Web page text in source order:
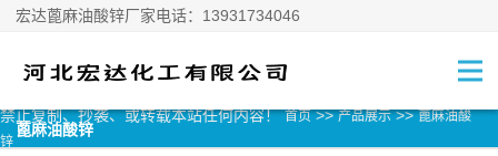
宏达蓖麻油酸锌厂家电话：13931734046
禁止复制、抄袭、或转载本站任何内容！首页>>产品展示>>蓖麻油酸
锌
蓖麻油酸锌